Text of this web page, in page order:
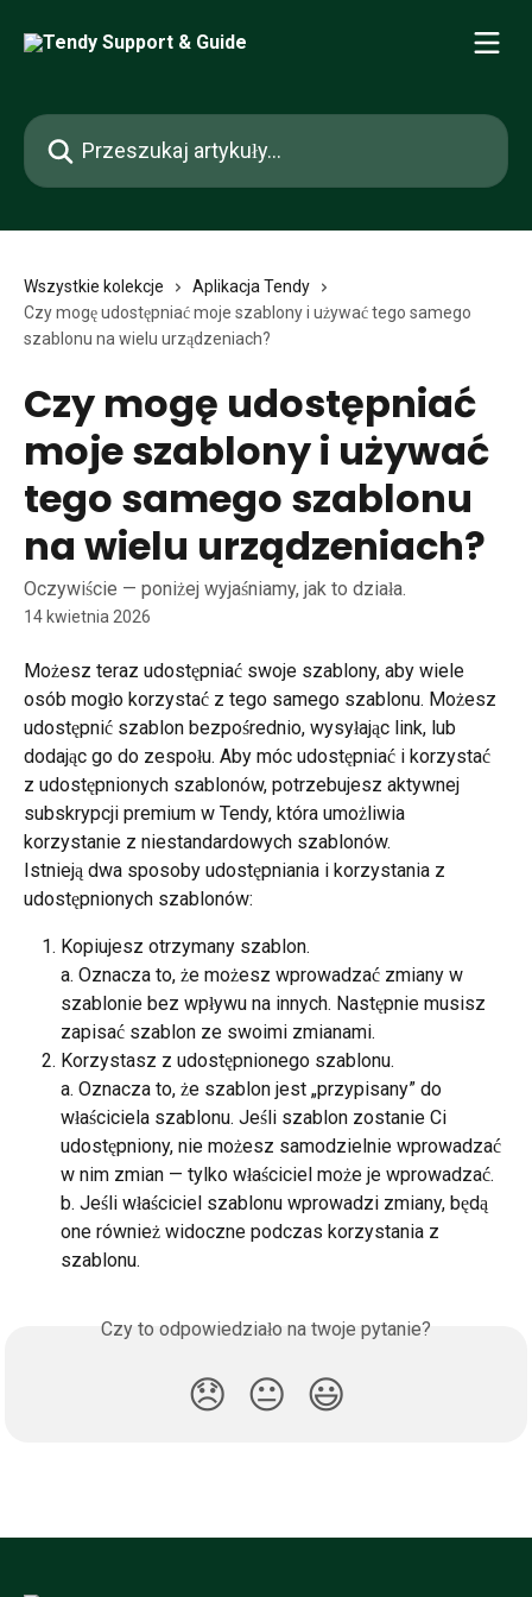
Przeszukaj artykuły...
Wszystkie kolekcje
Aplikacja Tendy
Czy mogę udostępniać moje szablony i używać tego samego
szablonu na wielu urządzeniach?
Czy mogę udostępniać
moje szablony i używać
tego samego szablonu
na wielu urządzeniach?
Oczywiście — poniżej wyjaśniamy, jak to działa.
14 kwietnia 2026
Możesz teraz udostępniać swoje szablony, aby wiele
osób mogło korzystać z tego samego szablonu. Możesz
udostępnić szablon bezpośrednio, wysyłając link, lub
dodając go do zespołu. Aby móc udostępniać i korzystać
z udostępnionych szablonów, potrzebujesz aktywnej
subskrypcji premium w Tendy, która umożliwia
korzystanie z niestandardowych szablonów.
Istnieją dwa sposoby udostępniania i korzystania z
udostępnionych szablonów:
Kopiujesz otrzymany szablon.
a. Oznacza to, że możesz wprowadzać zmiany w
szablonie bez wpływu na innych. Następnie musisz
zapisać szablon ze swoimi zmianami.
Korzystasz z udostępnionego szablonu.
a. Oznacza to, że szablon jest „przypisany” do
właściciela szablonu. Jeśli szablon zostanie Ci
udostępniony, nie możesz samodzielnie wprowadzać
w nim zmian — tylko właściciel może je wprowadzać.
b. Jeśli właściciel szablonu wprowadzi zmiany, będą
one również widoczne podczas korzystania z
szablonu.
Czy to odpowiedziało na twoje pytanie?
😞 😐 😃